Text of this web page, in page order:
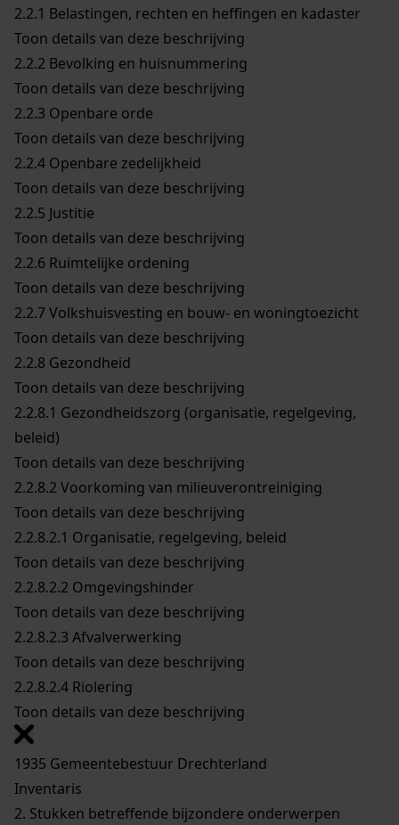
2.2.1 Belastingen, rechten en heffingen en kadaster
Toon details van deze beschrijving
2.2.2 Bevolking en huisnummering
Toon details van deze beschrijving
2.2.3 Openbare orde
Toon details van deze beschrijving
2.2.4 Openbare zedelijkheid
Toon details van deze beschrijving
2.2.5 Justitie
Toon details van deze beschrijving
2.2.6 Ruimtelijke ordening
Toon details van deze beschrijving
2.2.7Volkshuisvesting en bouw- en woningtoezicht
Toon details van deze beschrijving
2.2.8 Gezondheid
Toon details van deze beschrijving
2.2.8.1 Gezondheidszorg (organisatie, regelgeving,
beleid)
Toon details van deze beschrijving
2.2.8.2 Voorkoming van milieuverontreiniging
Toon details van deze beschrijving
2.2.8.2.1 Organisatie, regelgeving, beleid
Toon details van deze beschrijving
2.2.8.2.2 Omgevingshinder
Toon details van deze beschrijving
2.2.8.2.3 Afvalverwerking
Toon details van deze beschrijving
2.2.8.2.4 Riolering
Toon details van deze beschrijving
1935 Gemeentebestuur Drechterland
Inventaris
2. Stukken betreffende bijzondere onderwerpen